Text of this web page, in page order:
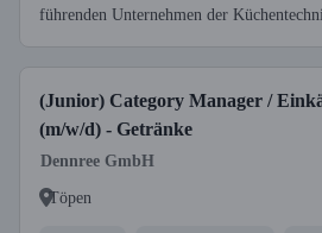
führenden Unternehmen der
(Junior) Category Manager /
(m/w/d) - Getränke
Dennree GmbH
Töpen